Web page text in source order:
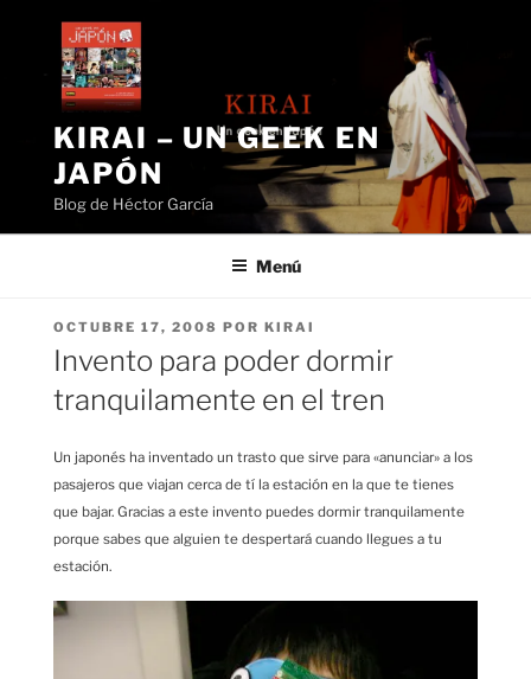
contenido
KIRAI – UN GEEK EN
JAPÓN
Blog de Héctor García
Menú
PUBLICADO
EL
OCTUBRE 17, 2008 POR KIRAI
Invento para poder dormir
tranquilamente en el tren
Un japonés ha inventado un trasto que sirve para «anunciar» a los
pasajeros que viajan cerca de tí la estación en la que te tienes
que bajar. Gracias a este invento puedes dormir tranquilamente
porque sabes que alguien te despertará cuando llegues a tu
estación.